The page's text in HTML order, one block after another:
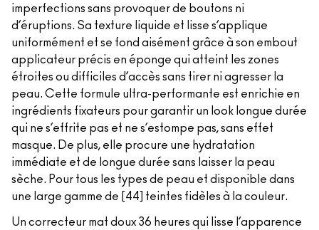
imperfections sans provoquer de boutons ni
d’éruptions. Sa texture liquide et lisse s’applique
uniformément et se fond aisément grâce à son embout
applicateur précis en éponge qui atteint les zones
étroites ou difficiles d’accès sans tirer ni agresser la
peau. Cette formule ultra-performante est enrichie en
ingrédients fixateurs pour garantir un look longue durée
qui ne s’effrite pas et ne s’estompe pas, sans effet
masque. De plus, elle procure une hydratation
immédiate et de longue durée sans laisser la peau
sèche. Pour tous les types de peau et disponible dans
une large gamme de [44] teintes fidèles à la couleur.
Un correcteur mat doux 36 heures qui lisse l’apparence